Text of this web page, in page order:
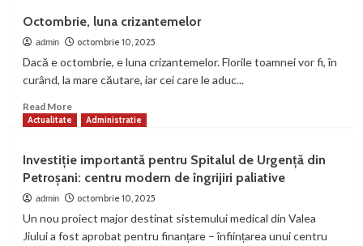
INSEMEX
Petroșani
trebuie
bani
pentru
blocurile
Aninoasa
Octombrie, luna crizantemelor
admin octombrie 10, 2025
Dacă e octombrie, e luna crizantemelor. Florile toamnei vor fi, în
curând, la mare căutare, iar cei care le aduc...
Read MoreRead
more
luna
crizantemelor
Actualitate Administratie
Investiție importantă pentru Spitalul de Urgență din
Petroșani: centru modern de îngrijiri paliative
admin octombrie 10, 2025
Un nou proiect major destinat sistemului medical din Valea
Jiului a fost aprobat pentru finanțare – înființarea unui centru